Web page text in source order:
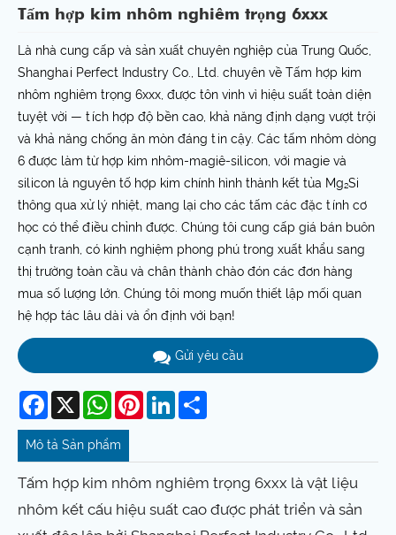
Tấm hợp kim nhôm nghiêm trọng 6xxx
Là nhà cung cấp và sản xuất chuyên nghiệp của Trung Quốc,
Shanghai Perfect Industry Co., Ltd. chuyên về Tấm hợp kim
nhôm nghiêm trọng 6xxx, được tôn vinh vì hiệu suất toàn diện
tuyệt vời — tích hợp độ bền cao, khả năng định dạng vượt trội
và khả năng chống ăn mòn đáng tin cậy. Các tấm nhôm dòng
6 được làm từ hợp kim nhôm-magiê-silicon, với magie và
silicon là nguyên tố hợp kim chính hình thành kết tủa Mg₂Si
thông qua xử lý nhiệt, mang lại cho các tấm các đặc tính cơ
học có thể điều chỉnh được. Chúng tôi cung cấp giá bán buôn
cạnh tranh, có kinh nghiệm phong phú trong xuất khẩu sang
thị trường toàn cầu và chân thành chào đón các đơn hàng
mua số lượng lớn. Chúng tôi mong muốn thiết lập mối quan
hệ hợp tác lâu dài và ổn định với bạn!
Gửi yêu cầu
Facebook
X WhatsAppPinterestLinkedIn
Mô tả Sản phẩm
Tấm hợp kim nhôm nghiêm trọng 6xxx là vật liệu
nhôm kết cấu hiệu suất cao được phát triển và sản